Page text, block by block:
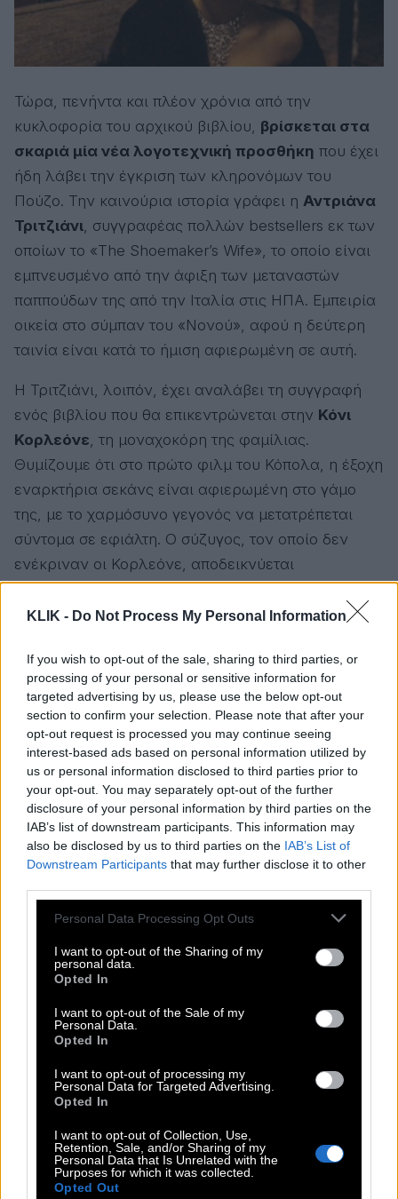
KLIK - Do Not Process My Personal Information
If you wish to opt-out of the sale, sharing to third parties, or
processing of your personal or sensitive information for
targeted advertising by us, please use the below opt-out
section to confirm your selection. Please note that after your
opt-out request is processed you may continue seeing
interest-based ads based on personal information utilized by
us or personal information disclosed to third parties prior to
your opt-out. You may separately opt-out of the further
disclosure of your personal information by third parties on the
IAB’s list of downstream participants. This information may
also be disclosed by us to third parties on the IAB’s List of
Downstream Participants that may further disclose it to other
Please note that this website/app uses one or more Google
not limited to your visit or usage behaviour. You may click to
grant or deny consent to Google and its third-party tags to
use your data for below specified purposes in below Google
consent section.
Personal Data Processing Opt Outs
I want to opt-out of the Sharing of my
personal data.
Opted In
I want to opt-out of the Sale of my
Personal Data.
Opted In
I want to opt-out of processing my
Personal Data for Targeted Advertising.
Opted In
I want to opt-out of Collection, Use,
Retention, Sale, and/or Sharing of my
Personal Data that Is Unrelated with the
Purposes for which it was collected.
Opted Out
Τώρα, πενήντα και πλέον χρόνια από την
κυκλοφορία του αρχικού βιβλίου, βρίσκεται στα
σκαριά μία νέα λογοτεχνική προσθήκη που έχει
ήδη λάβει την έγκριση των κληρονόμων του
Πούζο. Την καινούρια ιστορία γράφει η Αντριάνα
Τριτζιάνι, συγγραφέας πολλών bestsellers εκ των
οποίων το «The Shoemaker’s Wife», το οποίο είναι
εμπνευσμένο από την άφιξη των μεταναστών
παππούδων της από την Ιταλία στις ΗΠΑ. Εμπειρία
οικεία στο σύμπαν του «Νονού», αφού η δεύτερη
ταινία είναι κατά το ήμιση αφιερωμένη σε αυτή.
Η Τριτζιάνι, λοιπόν, έχει αναλάβει τη συγγραφή
ενός βιβλίου που θα επικεντρώνεται στην Κόνι
Κορλεόνε, τη μοναχοκόρη της φαμίλιας.
Θυμίζουμε ότι στο πρώτο φιλμ του Κόπολα, η έξοχη
εναρκτήρια σεκάνς είναι αφιερωμένη στο γάμο
της, με το χαρμόσυνο γεγονός να μετατρέπεται
σύντομα σε εφιάλτη. Ο σύζυγος, τον οποίο δεν
ενέκριναν οι Κορλεόνε, αποδεικνύεται
κακοποιητικός απέναντί της και σύντομα τα
πράγματα φτάνουν στα άκρα. Η Κόνι έτσι, την
είναι μεν εγκλωβισμένη σε μια αδιέξοδη
κατάσταση, αλλά και να σκληραγωγείται στην
πρόσπαθειά της να επιβιώσει σε μια αδιάκοπα
βίαιη πραγματικότητα.
Υπό αυτήν την έννοια, έχει σίγουρα ένα
ενδιαφέρον το πώς η Τριτζιάνι θα σκαρφιστεί ένα
αφήγημα από την οπτική γωνία μιας
τραυματισμένης σωματικά και ψυχικά γυναίκας, η
κόσμο.Η κυκλοφορία του βιβλίου
δρομολογείται για το φθινόπωρο του 2027
όπως είναι φυσικό, η Paramount που έχει τα
δικαιώματα του «Νονού», αποκλείεται να μείνει με
συμμετοχή του Κόπολα πρέπει να θεωρείται
εξαιρετικά αμφίβολη…
ΜΑΡΙΟ ΠΟΥΖΟ ΝΕΑ ΣΙΝΕΜΑ Ο ΝΟΝΟΣ
ΦΡΑΝΣΙΣ ΦΟΡΝΤ ΚΟΠΟΛΑ